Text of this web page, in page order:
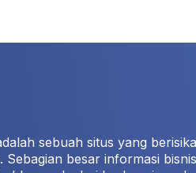
sebuah situs yang
Sebagian besar informasi